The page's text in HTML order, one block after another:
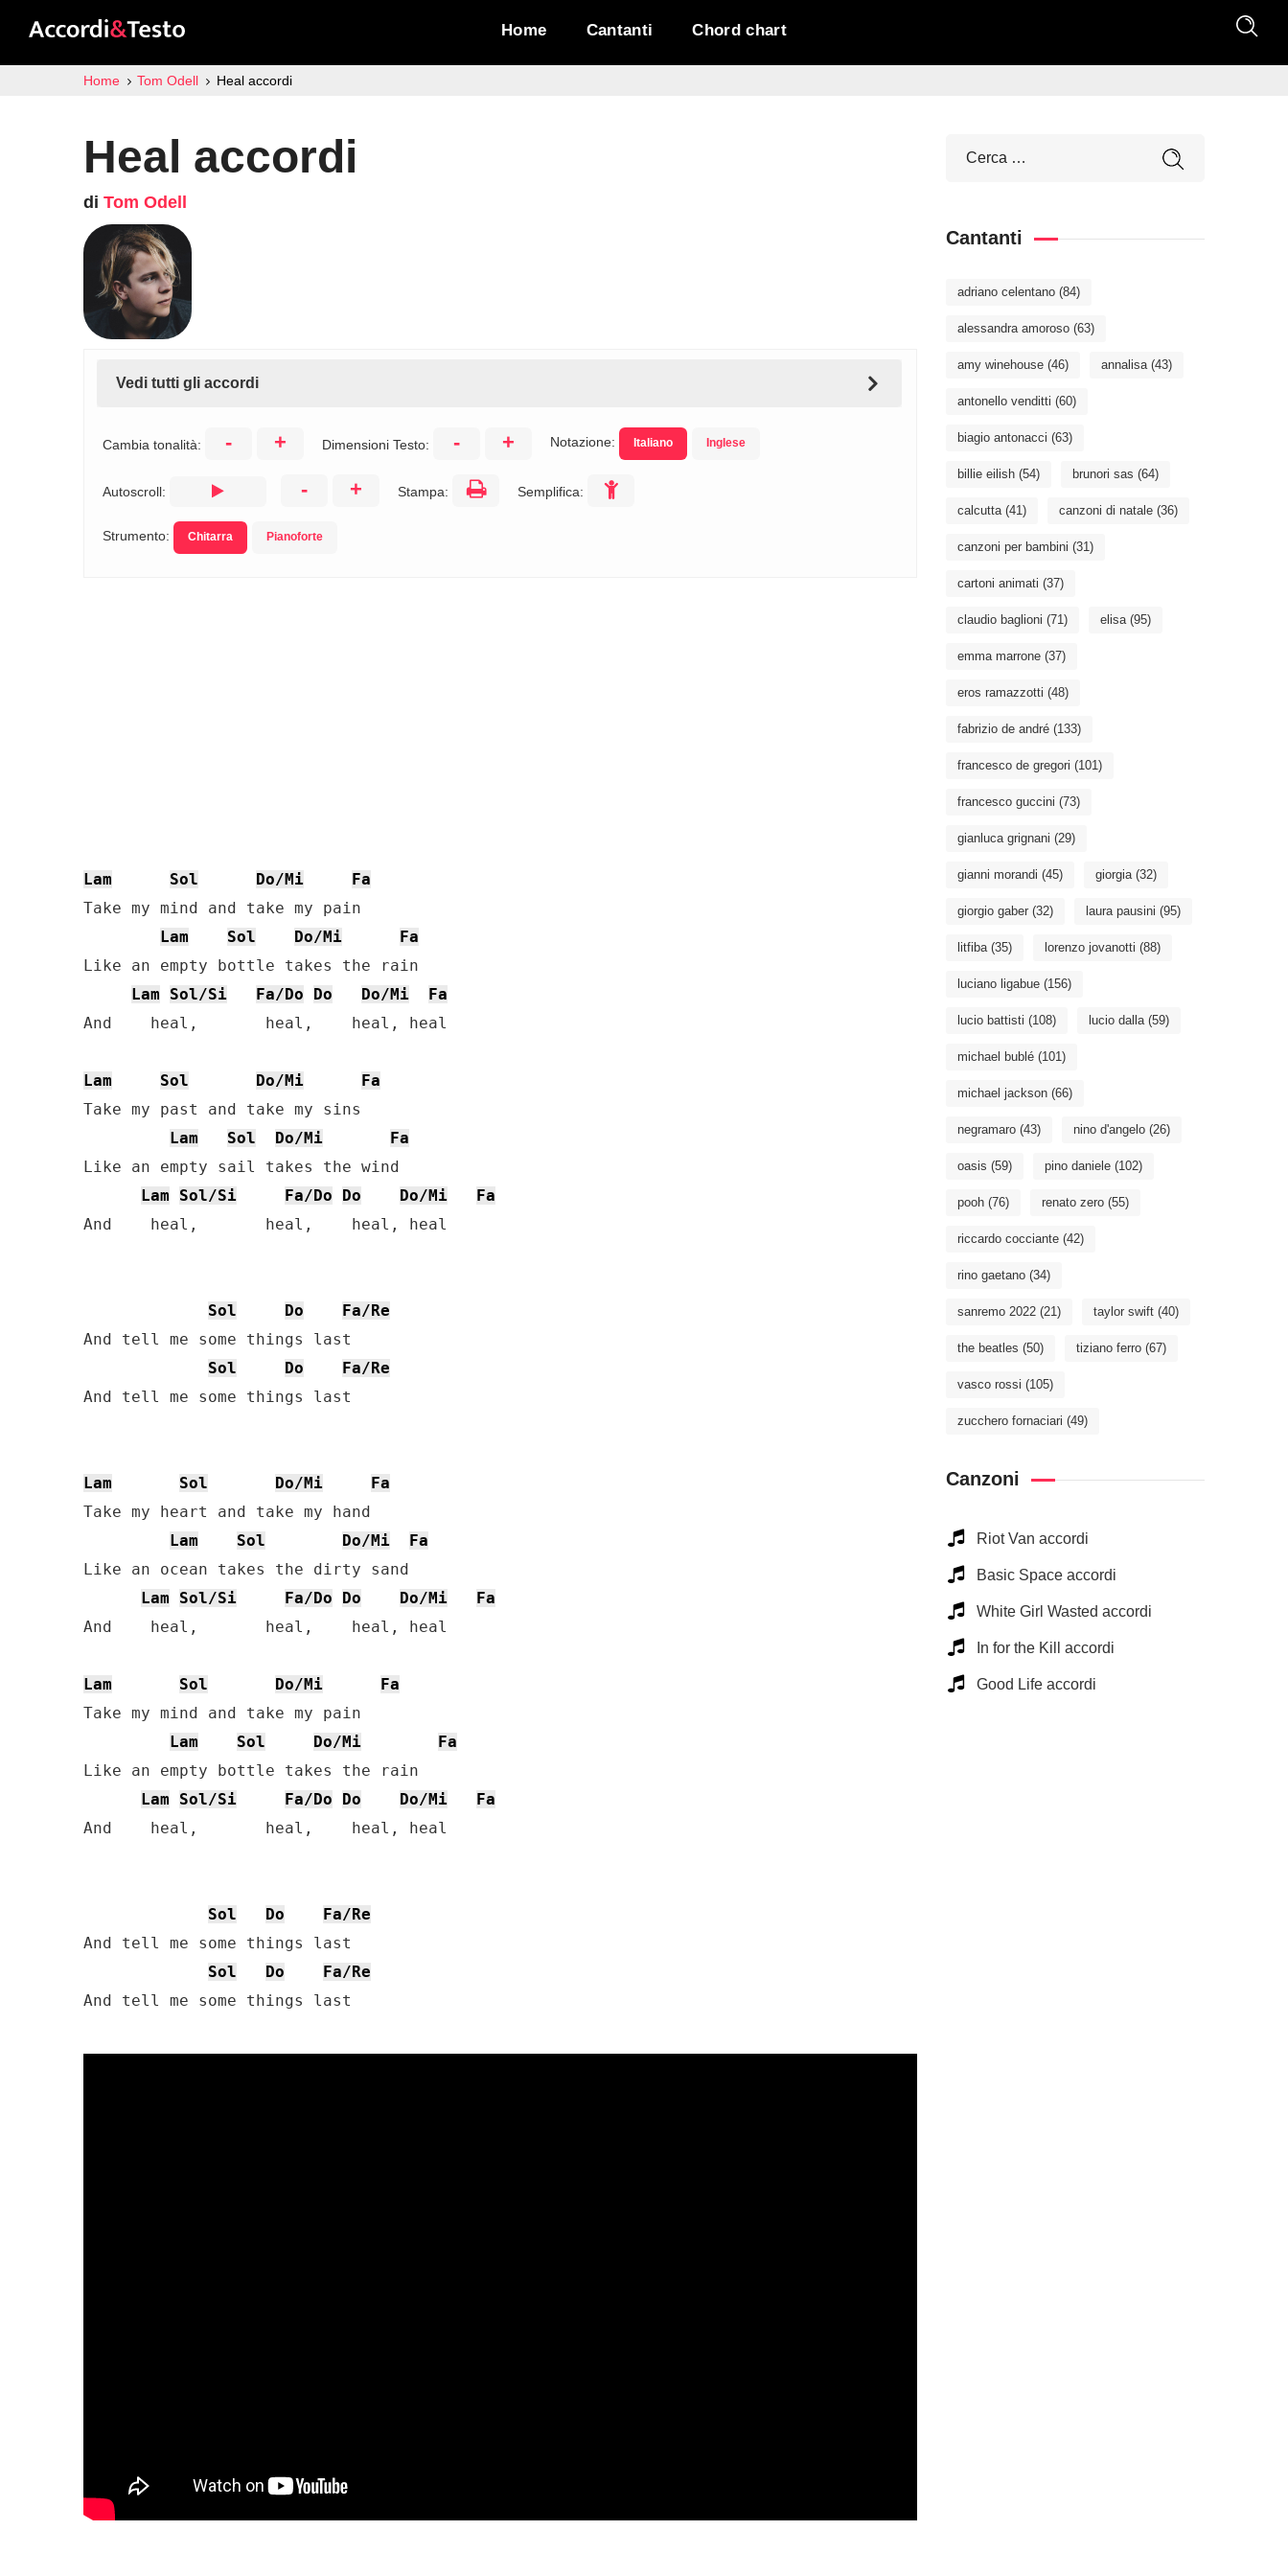
Home Cantanti Chord chart
Home Tom Odell Heal accordi
Heal accordi
di Tom Odell
Vedi tutti gli accordi
Cambia tonalità: - + Dimensioni Testo: - + Notazione: Italiano Inglese
Autoscroll: - + Stampa: Semplifica:
Strumento: Chitarra Pianoforte
Lam Sol Do/Mi
Fa
Take my mind and take my pain
Lam
Sol Do/Mi
Fa
Like an empty bottle takes the rain
Lam
Sol/Si Fa/Do Do Do/Mi
Fa
And    heal,       heal,    heal, heal
Lam Sol Do/Mi
Fa
Take my past and take my sins
Lam
Sol Do/Mi
Fa
Like an empty sail takes the wind
Lam
Sol/Si Fa/Do Do Do/Mi
Fa
And    heal,       heal,    heal, heal
Sol Do
Fa/Re
And tell me some things last
Sol
Do
Fa/Re
And tell me some things last
Lam Sol Do/Mi
Fa
Take my heart and take my hand
Lam
Sol Do/Mi
Fa
Like an ocean takes the dirty sand
Lam
Sol/Si Fa/Do Do Do/Mi
Fa
And    heal,       heal,    heal, heal
Lam Sol Do/Mi
Fa
Take my mind and take my pain
Lam
Sol Do/Mi
Fa
Like an empty bottle takes the rain
Lam
Sol/Si Fa/Do Do Do/Mi
Fa
And    heal,       heal,    heal, heal
Sol Do
Fa/Re
And tell me some things last
Sol
Do
Fa/Re
And tell me some things last
Cantanti
adriano celentano (84)
alessandra amoroso (63)
amy winehouse (46) annalisa(43)
antonello venditti (60)
biagio antonacci (63)
billie eilish (54) brunori sas (64)
calcutta(41) canzoni di natale (36)
canzoni per bambini (31)
cartoni animati (37)
claudio baglioni (71) elisa(95)
emma marrone (37)
eros ramazzotti (48)
fabrizio de andré (133)
francesco de gregori (101)
francesco guccini (73)
gianluca grignani (29)
gianni morandi (45) giorgia(32)
giorgio gaber (32) laura pausini (95)
litfiba(35) lorenzo jovanotti (88)
luciano ligabue (156)
lucio battisti (108) lucio dalla(59)
michael bublé (101)
michael jackson (66)
negramaro (43) nino d'angelo (26)
oasis (59) pino daniele (102)
pooh (76) renato zero (55)
riccardo cocciante (42)
rino gaetano (34)
sanremo 2022 (21) taylor swift (40)
the beatles (50) tiziano ferro (67)
vasco rossi (105)
zucchero fornaciari (49)
Canzoni
Riot Van accordi
Basic Space accordi
White Girl Wasted accordi
In for the Kill accordi
Good Life accordi